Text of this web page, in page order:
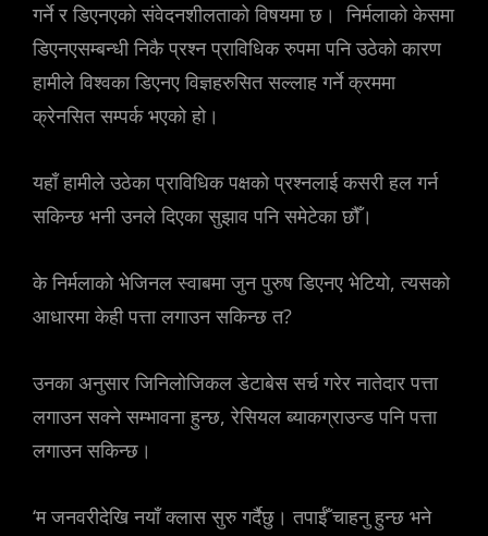
गर्ने र डिएनएको संवेदनशीलताको विषयमा छ। निर्मलाको केसमा
डिएनएसम्बन्धी निकै प्रश्न प्राविधिक रुपमा पनि उठेको कारण
हामीले विश्वका डिएनए विज्ञहरुसित सल्लाह गर्ने क्रममा
क्रेनसित सम्पर्क भएको हो।
यहाँ हामीले उठेका प्राविधिक पक्षको प्रश्नलाई कसरी हल गर्न
सकिन्छ भनी उनले दिएका सुझाव पनि समेटेका छौँ।
के निर्मलाको भेजिनल स्वाबमा जुन पुरुष डिएनए भेटियो, त्यसको
आधारमा केही पत्ता लगाउन सकिन्छ त?
उनका अनुसार जिनिलोजिकल डेटाबेस सर्च गरेर नातेदार पत्ता
लगाउन सक्ने सम्भावना हुन्छ, रेसियल ब्याकग्राउन्ड पनि पत्ता
लगाउन सकिन्छ।
‘म जनवरीदेखि नयाँ क्लास सुरु गर्दैछु। तपाईँ चाहनु हुन्छ भने